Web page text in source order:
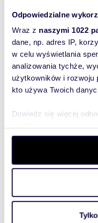
Odpowiedzialne
Wraz z naszymi 1022
dane, np. adres IP,
w celu wyświetlania
analizowania tychże,
użytkowników i rozwoju
kto używa Twoich
Dowiedz się więcej
szczegółów. W
wycofać swoją zgodę w
aby oferować funkcje
witrynie. Informacje o
analitycznym.
WYRÓŻNIONE